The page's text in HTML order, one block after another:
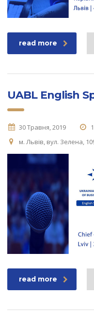
read more
UABL English
30 Травня, 2019
м. Львів, вул. Зелена,
read more